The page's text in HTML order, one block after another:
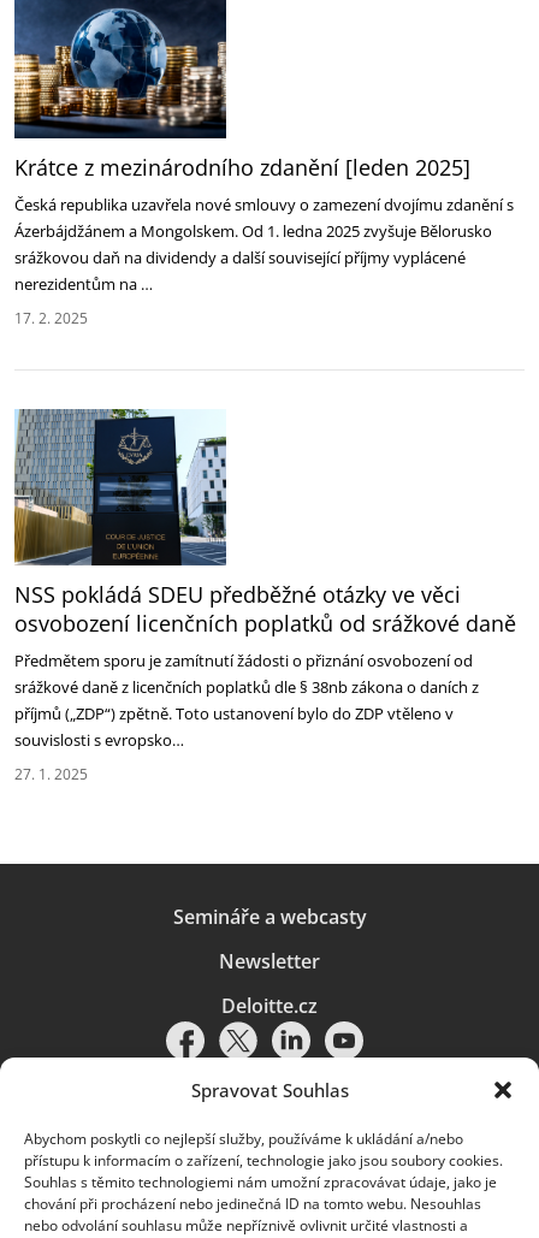
Spravovat Souhlas
Abychom poskytli co nejlepší služby, používáme k ukládání a/nebo
přístupu k informacím o zařízení, technologie jako jsou soubory cookies.
Souhlas s těmito technologiemi nám umožní zpracovávat údaje, jako je
chování při procházení nebo jedinečná ID na tomto webu. Nesouhlas
nebo odvolání souhlasu může nepříznivě ovlivnit určité vlastnosti a
Krátce z mezinárodního zdanění [leden 2025]
Česká republika uzavřela nové smlouvy o zamezení dvojímu zdanění s
Ázerbájdžánem a Mongolskem. Od 1. ledna 2025 zvyšuje Bělorusko
srážkovou daň na dividendy a další související příjmy vyplácené
nerezidentům na …
17. 2. 2025
NSS pokládá SDEU předběžné otázky ve věci
osvobození licenčních poplatků od srážkové daně
Předmětem sporu je zamítnutí žádosti o přiznání osvobození od
srážkové daně z licenčních poplatků dle § 38nb zákona o daních z
příjmů („ZDP“) zpětně. Toto ustanovení bylo do ZDP vtěleno v
souvislosti s evropsko…
27. 1. 2025
Semináře a webcasty
Newsletter
Deloitte.cz
Pravidla používání|Ochrana osobních údajů|Soubory cookies |
Deloitte.cz
© 2026. Více informací najdete vPravidlech používání.